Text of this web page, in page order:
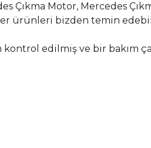
Motor, Mercedes
ürünleri bizden temin
edilmiş ve bir bakım